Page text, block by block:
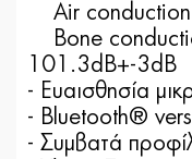
Air
Bone
101.3dB+-3dB
- Ευαισθησία
- Bluetooth®
- Συμβατά